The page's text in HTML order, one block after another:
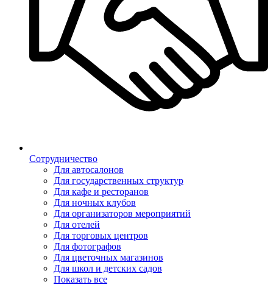
Сотрудничество
Для автосалонов
Для государственных структур
Для кафе и ресторанов
Для ночных клубов
Для организаторов мероприятий
Для отелей
Для торговых центров
Для фотографов
Для цветочных магазинов
Для школ и детских садов
Показать все